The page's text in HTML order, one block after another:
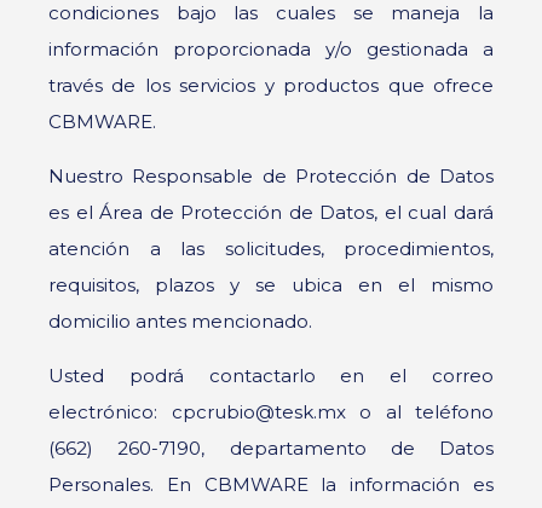
condiciones bajo las cuales se maneja la
información proporcionada y/o gestionada a
través de los servicios y productos que ofrece
CBMWARE.
Nuestro Responsable de Protección de Datos
es el Área de Protección de Datos, el cual dará
atención a las solicitudes, procedimientos,
requisitos, plazos y se ubica en el mismo
domicilio antes mencionado.
Usted podrá contactarlo en el correo
electrónico: cpcrubio@tesk.mx o al teléfono
(662) 260-7190, departamento de Datos
Personales. En CBMWARE la información es